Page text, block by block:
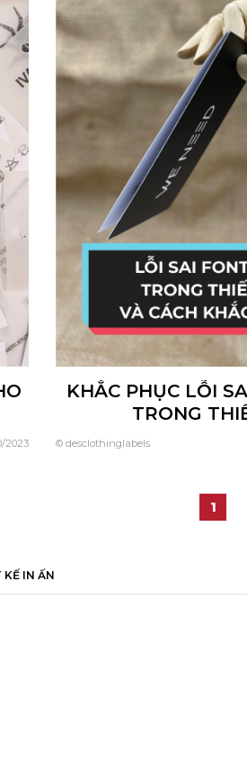
2023
KHẮC PHỤC LỖI
TRONG
© desclothinglabels
1
KẾ IN ẤN